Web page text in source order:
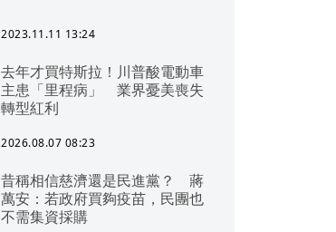
2023.11.11 13:24
去年才買特斯拉！川普酸電動車
主患「里程病」 業界憂美喪失
轉型紅利
2026.08.07 08:23
昔稱相信慈濟還是民進黨？ 蔣
萬安：若政府買夠疫苗，民團也
不需集資採購